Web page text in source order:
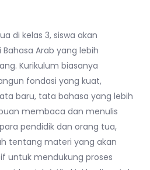
di kelas 3, siswa akan
Arab yang lebih
Kurikulum biasanya
fondasi yang kuat,
baru, tata bahasa yang lebih
membaca dan menulis
pendidik dan orang tua,
tentang materi yang akan
untuk mendukung proses